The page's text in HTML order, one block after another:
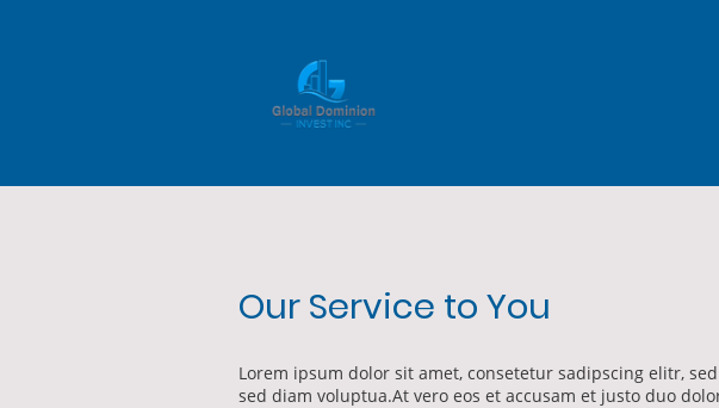
Our Service to You
Lorem ipsum dolor sit amet, consetetur sadipscing elitr,
sed diam voluptua.At vero eos et accusam et justo duo